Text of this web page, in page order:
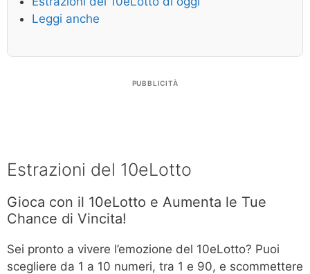
Leggi anche
PUBBLICITÀ
Estrazioni del 10eLotto
Gioca con il 10eLotto e Aumenta le Tue
Chance di Vincita!
Sei pronto a vivere l’emozione del 10eLotto? Puoi
scegliere da 1 a 10 numeri, tra 1 e 90, e scommettere